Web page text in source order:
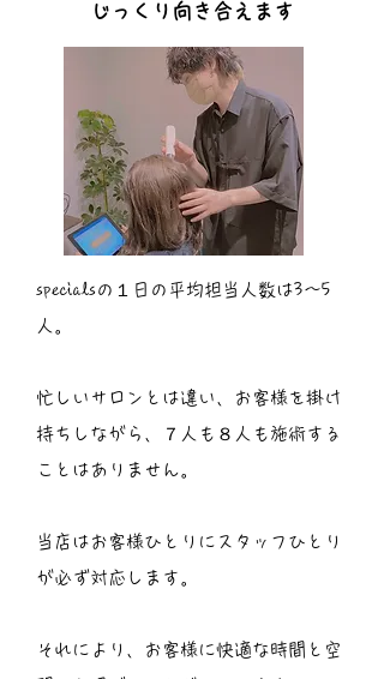
​じっくり向き合えます
specialsの１日の平均担当人数は3〜5
人。
忙しいサロンとは違い、お客様を掛け
持ちしながら、７人も８人も施術する
ことはありません。
当店はお客様ひとりにスタッフひとり
が必ず対応します。
それにより、お客様に快適な時間と空